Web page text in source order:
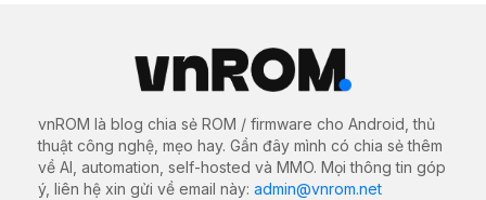
vnROM là blog chia sẻ ROM / firmware cho Android, thủ
thuật công nghệ, mẹo hay. Gần đây mình có chia sẻ thêm
về AI, automation, self-hosted và MMO. Mọi thông tin góp
ý, liên hệ xin gửi về email này: admin@vnrom.net